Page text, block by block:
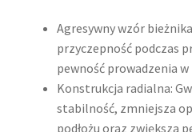
Agresywny wzór
przyczepność podczas
pewność prowadzenia
Konstrukcja radialna:
stabilność, zmniejsza
podłożu oraz zwiększa